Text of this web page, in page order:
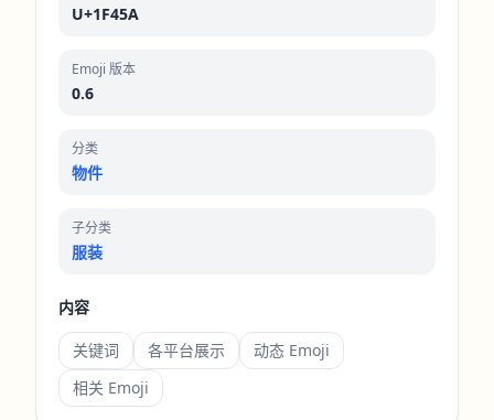
U+1F45A
Emoji 版本
0.6
分类
物件
子分类
服装
内容
关键词 各平台展示
动态 Emoji
相关 Emoji